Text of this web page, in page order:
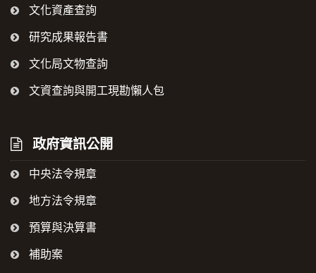
文化資產查詢
研究成果報告書
文化局文物查詢
文資查詢與開工現勘懶人包
政府資訊公開
中央法令規章
地方法令規章
預算與決算書
補助案